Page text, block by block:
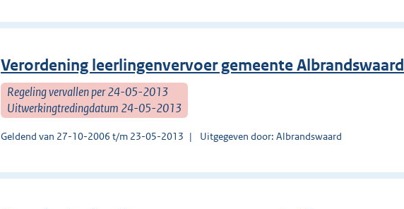
Verordening leerlingenvervoer gemeente Albrandswaard
Regeling vervallen per 24-05-2013
Uitwerkingtredingdatum 24-05-2013
Geldend van 27-10-2006 t/m 23-05-2013 Uitgegeven door: Albrandswaard